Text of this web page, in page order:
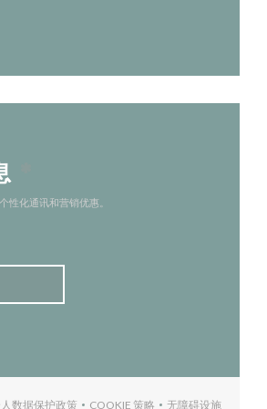
性化通讯和营销优惠。
数据保护政策 COOKIE 策略 无障碍设施